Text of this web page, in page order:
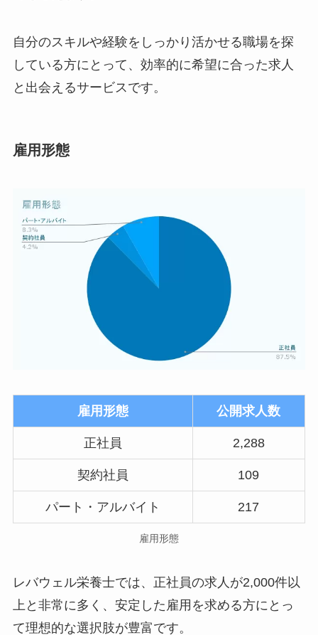
自分のスキルや経験をしっかり活かせる職場を探
している方にとって、効率的に希望に合った求人
と出会えるサービスです。
雇用形態
雇用形態 公開求人数
正社員 2,288
契約社員 109
パート・アルバイト 217
雇用形態
レバウェル栄養士では、正社員の求人が2,000件以
上と非常に多く、安定した雇用を求める方にとっ
て理想的な選択肢が豊富です。